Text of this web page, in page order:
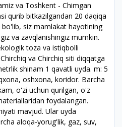
va Toshkent - Chimgan
qurib bitkazilgandan 20 daqiqa
siz mamlakat hayotining
va zavqlanishingiz mumkin.
toza va istiqbolli
va Chirchiq siti diqqatga
shinam 1 qavatli uyda. m: 5
oshxona, koridor. Barcha
o'zi uchun qurilgan, o'z
foydalangan.
mavjud. Ular uyda
aloqa-yorug'lik, gaz, suv,